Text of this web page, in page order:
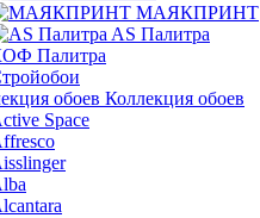
МАЯКПРИНТ
AS Палитра
Палитра
Коллекция обоев
Space